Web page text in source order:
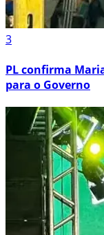
3
PL confirma
para o Governo